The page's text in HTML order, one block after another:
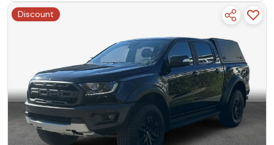
Discount